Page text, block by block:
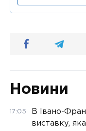
Новини
17:05
В Івано-
виставку,